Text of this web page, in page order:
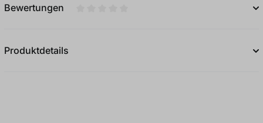
Bewertungen
Produktdetails